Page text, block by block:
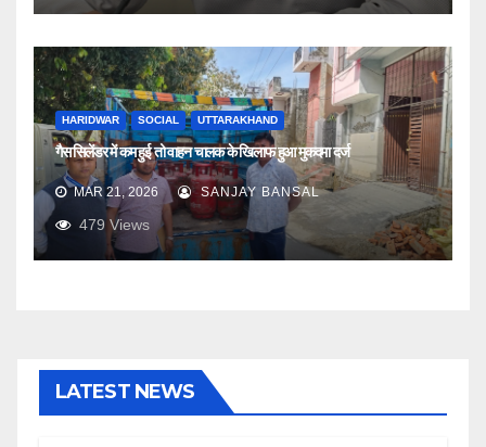
HARIDWAR SOCIAL UTTARAKHAND
गैस सिलेंडर में कम हुई तो वाहन चालक के खिलाफ हुआ मुकदमा दर्ज
MAR 21, 2026 SANJAY BANSAL
479 Views
LATEST NEWS